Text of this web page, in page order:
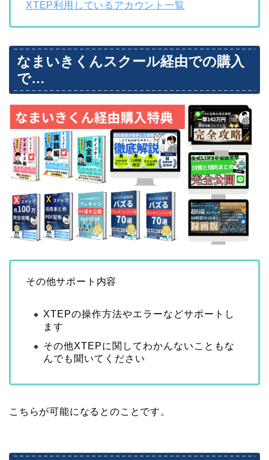
XTEP利用しているアカウント一覧
なまいきくんスクール経由での購入
で…
その他サポート内容
XTEPの操作方法やエラーなどサポートし
ます
その他XTEPに関してわかんないこともな
んでも聞いてください
こちらが可能になるとのことです。